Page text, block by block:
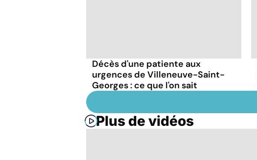
Décès d'une patiente aux
urgences de Villeneuve-Saint-
Georges : ce que l'on sait
Plus de vidéos